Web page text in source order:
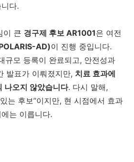
다.
이 큰 경구제 후보 AR1001은 여전
AD)이 진행 중입니다.
규모 등록이 완료되고, 안전성과
발표가 이뤄졌지만, 치료 효과에
나오지 않았습니다. 다시 말해,
는 후보”이지만, 현 시점에서 효과
는 이릅니다.